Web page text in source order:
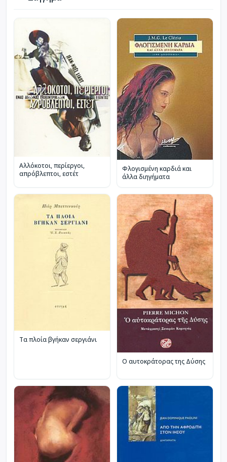
Αλλόκοτοι, περίεργοι,
απρόβλεπτοι, εστέτ
Φλογισμένη καρδιά και
άλλα διηγήματα
Τα πλοία βγήκαν σεργιάνι
Ο αυτοκράτορας της Δύσης